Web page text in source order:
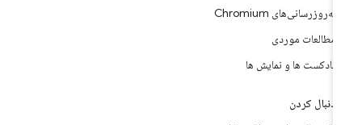
به‌روزرسانی‌های Chromium
مطالعات موردی
پادکست ها و نمایش ها
دنبال کردن